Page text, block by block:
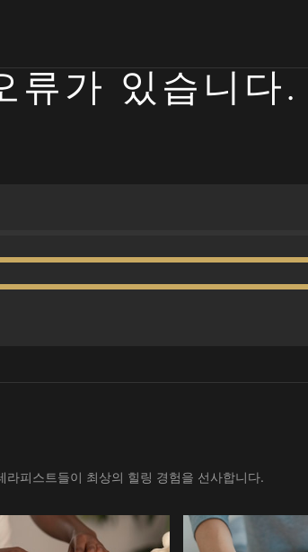
류가 있습니다.
피스트들이 최상의 힐링 경험을 선사합니다.